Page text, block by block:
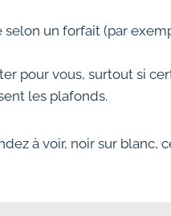
un forfait (par
pour vous, surtout si
les plafonds.
à voir, noir sur blanc,